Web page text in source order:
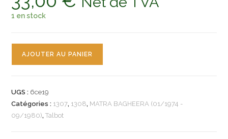
1 en stock
ard
AJOUTER AU PANIER
UGS : 6ce19
Catégories : 1307, 1308, MATRA BAGHEERA (01/1974 -
09/1980),Talbot